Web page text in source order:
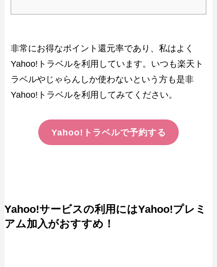
非常にお得なポイント還元率であり、私はよく
Yahoo!トラベルを利用しています。いつも楽天ト
ラベルやじゃらんしか使わないという方も是非
Yahoo!トラベルを利用してみてください。
Yahoo!トラベルで予約する
Yahoo!サービスの利用にはYahoo!プレミ
アム加入がおすすめ！